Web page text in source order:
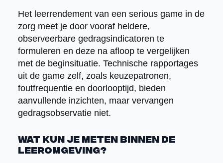
Het leerrendement van een serious game in de
zorg meet je door vooraf heldere,
observeerbare gedragsindicatoren te
formuleren en deze na afloop te vergelijken
met de beginsituatie. Technische rapportages
uit de game zelf, zoals keuzepatronen,
foutfrequentie en doorlooptijd, bieden
aanvullende inzichten, maar vervangen
gedragsobservatie niet.
Wat kun je meten binnen de
leeromgeving?